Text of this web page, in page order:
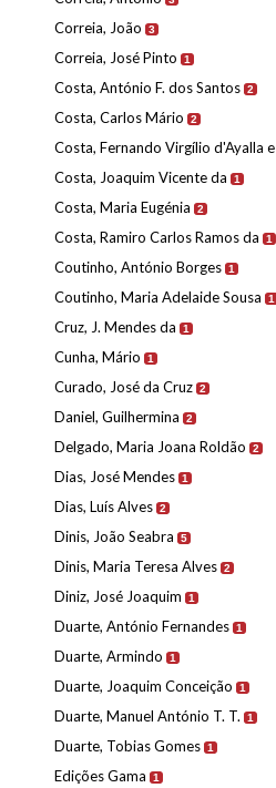
Correia, João 3
Correia, José Pinto 1
Costa, António F. dos Santos 2
Costa, Carlos Mário 2
Costa, Fernando Virgílio d'Ayalla e
Costa, Joaquim Vicente da 1
Costa, Maria Eugénia 2
Costa, Ramiro Carlos Ramos da 1
Coutinho, António Borges 1
Coutinho, Maria Adelaide Sousa 1
Cruz, J. Mendes da 1
Cunha, Mário 1
Curado, José da Cruz 2
Daniel, Guilhermina 2
Delgado, Maria Joana Roldão 2
Dias, José Mendes 1
Dias, Luís Alves 2
Dinis, João Seabra 5
Dinis, Maria Teresa Alves 2
Diniz, José Joaquim 1
Duarte, António Fernandes 1
Duarte, Armindo 1
Duarte, Joaquim Conceição 1
Duarte, Manuel António T. T. 1
Duarte, Tobias Gomes 1
Edições Gama 1